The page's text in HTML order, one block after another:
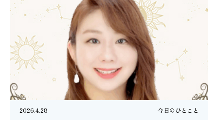
2026.4.28 今日のひとこと